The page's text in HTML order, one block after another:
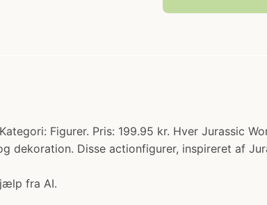
Figurer. Pris: 199.95 kr. Hver Jurassic
dekoration. Disse actionfigurer, inspireret af
fra AI.